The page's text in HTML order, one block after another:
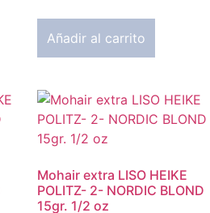
Añadir al carrito
Mohair extra LISO HEIKE
POLITZ- 2- NORDIC BLOND
15gr. 1/2 oz